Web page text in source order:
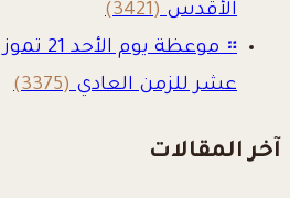
الأقدس(3421)
።
عشر للزمن العادي(3375)
آخر المقالات